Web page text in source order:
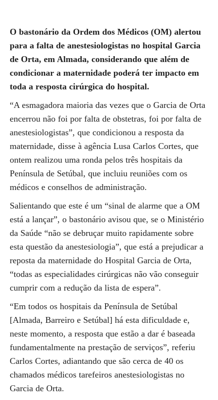
O bastonário da Ordem dos Médicos (OM) alertou
para a falta de anestesiologistas no hospital Garcia
de Orta, em Almada, considerando que além de
condicionar a maternidade poderá ter impacto em
toda a resposta cirúrgica do hospital.
“A esmagadora maioria das vezes que o Garcia de Orta
encerrou não foi por falta de obstetras, foi por falta de
anestesiologistas”, que condicionou a resposta da
maternidade, disse à agência Lusa Carlos Cortes, que
ontem realizou uma ronda pelos três hospitais da
Península de Setúbal, que incluiu reuniões com os
médicos e conselhos de administração.
Salientando que este é um “sinal de alarme que a OM
está a lançar”, o bastonário avisou que, se o Ministério
da Saúde “não se debruçar muito rapidamente sobre
esta questão da anestesiologia”, que está a prejudicar a
reposta da maternidade do Hospital Garcia de Orta,
“todas as especialidades cirúrgicas não vão conseguir
cumprir com a redução da lista de espera”.
“Em todos os hospitais da Península de Setúbal
[Almada, Barreiro e Setúbal] há esta dificuldade e,
neste momento, a resposta que estão a dar é baseada
fundamentalmente na prestação de serviços”, referiu
Carlos Cortes, adiantando que são cerca de 40 os
chamados médicos tarefeiros anestesiologistas no
Garcia de Orta.